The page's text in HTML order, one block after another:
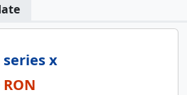
series x